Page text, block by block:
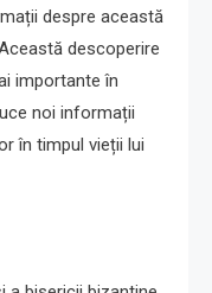
despre această
descoperire
importante în
noi informații
în timpul vieții lui